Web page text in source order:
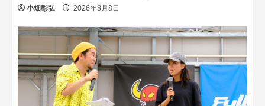
小畑彰弘 2026年8月8日